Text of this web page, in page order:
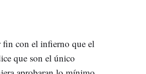
fin con el infierno que el
que son el único